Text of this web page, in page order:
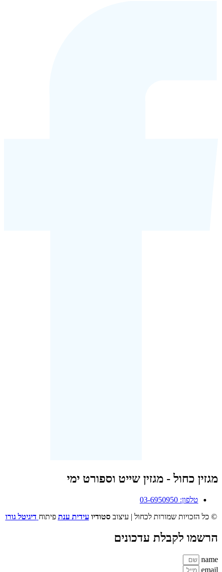
מגזין כחול - מגזין שייט וספורט ימי
טלפון: 03-6950950
© כל הזכויות שמורות לכחול | עיצובסטודיו עידית ענת פיתוח דיגיטל גורו
הרשמו לקבלת עדכונים
name
email